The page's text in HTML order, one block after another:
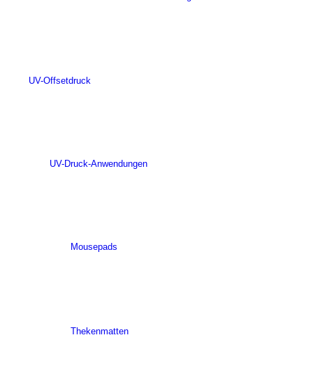
UV-Offsetdruck
UV-Druck-Anwendungen
Mousepads
Thekenmatten